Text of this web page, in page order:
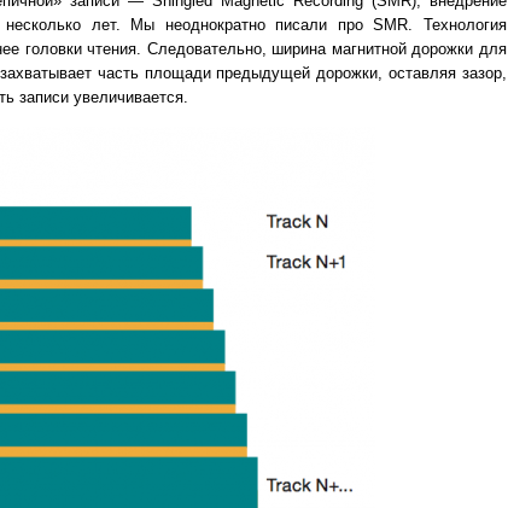
лет. Мы неоднократно писали про SMR. Технология
головки чтения. Следовательно, ширина магнитной дорожки для
часть площади предыдущей дорожки, оставляя зазор,
записи увеличивается.